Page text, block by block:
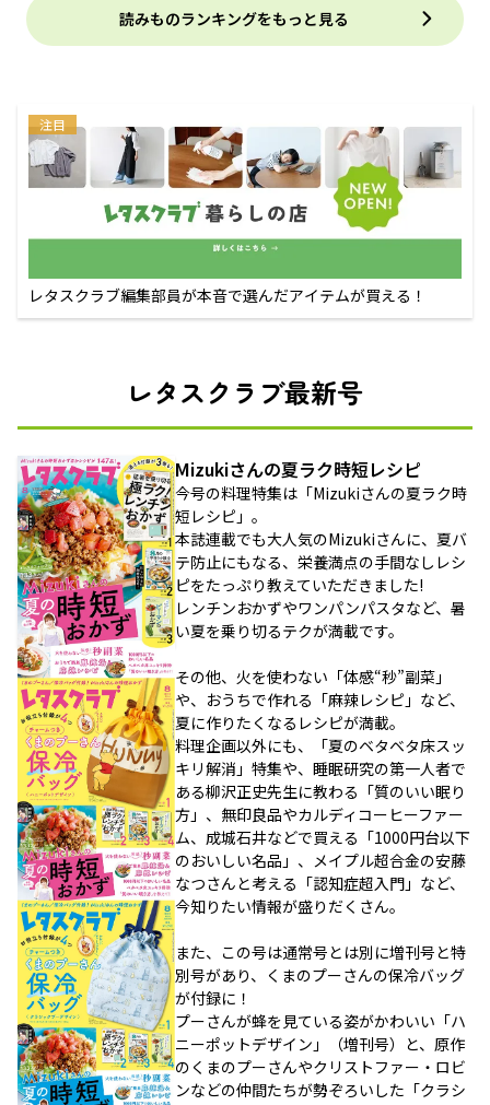
読みものランキングをもっと見る
注目
レタスクラブ編集部員が本音で選んだアイテムが買える！
レタスクラブ最新号
Mizukiさんの夏ラク時短レシピ
今号の料理特集は「Mizukiさんの夏ラク時
短レシピ」。
本誌連載でも大人気のMizukiさんに、夏バ
テ防止にもなる、栄養満点の手間なしレシ
ピをたっぷり教えていただきました!
レンチンおかずやワンパンパスタなど、暑
い夏を乗り切るテクが満載です。
その他、火を使わない「体感“秒”副菜」
や、おうちで作れる「麻辣レシピ」など、
夏に作りたくなるレシピが満載。
料理企画以外にも、「夏のベタベタ床スッ
キリ解消」特集や、睡眠研究の第一人者で
ある柳沢正史先生に教わる「質のいい眠り
方」、無印良品やカルディコーヒーファー
ム、成城石井などで買える「1000円台以下
のおいしい名品」、メイプル超合金の安藤
なつさんと考える「認知症超入門」など、
今知りたい情報が盛りだくさん。
また、この号は通常号とは別に増刊号と特
別号があり、くまのプーさんの保冷バッグ
が付録に！
プーさんが蜂を見ている姿がかわいい「ハ
ニーポットデザイン」（増刊号）と、原作
のくまのプーさんやクリストファー・ロビ
ンなどの仲間たちが勢ぞろいした「クラシ